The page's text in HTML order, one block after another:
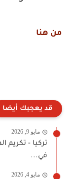
من هنا
قد يعجبك أيضا
مايو 9, 2026
تركيا -
في...
مايو 4, 2026